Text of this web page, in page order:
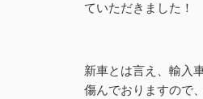
ていただきました！
新車とは言え、輸入
傷んでおりますので